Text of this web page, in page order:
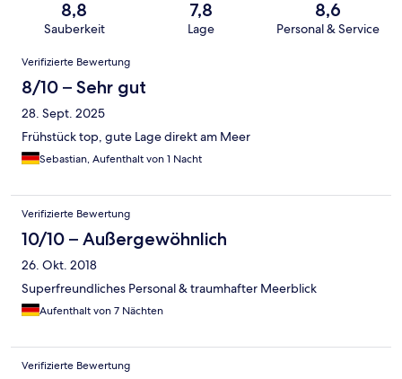
8,8
Sauberkeit
7,8
Lage
8,6
Personal & Service
Bewertungen
Verifizierte Bewertung
8/10 – Sehr gut
28. Sept. 2025
Frühstück top, gute Lage direkt am Meer
Sebastian, Aufenthalt von 1 Nacht
Verifizierte Bewertung
10/10 – Außergewöhnlich
26. Okt. 2018
Superfreundliches Personal & traumhafter Meerblick
Aufenthalt von 7 Nächten
Verifizierte Bewertung